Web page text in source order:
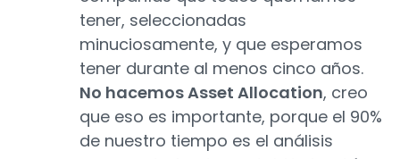
tener, seleccionadas
minuciosamente, y que esperamos
tener durante al menos cinco años.
No hacemos Asset Allocation, creo
que eso es importante, porque el 90%
de nuestro tiempo es el análisis